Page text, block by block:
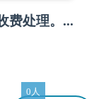
费处理。...
0人